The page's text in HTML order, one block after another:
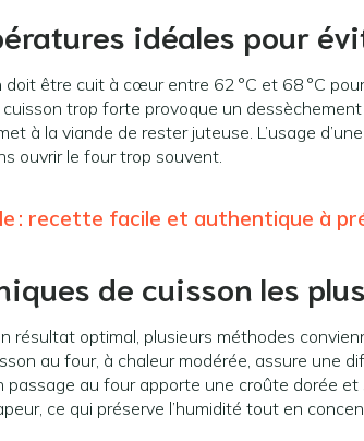
idéales pour
doit être cuit à cœur entre 62 °C et 68 °C
cuisson trop forte provoque un
à la viande de rester juteuse. L’usage
ouvrir le four trop souvent.
: recette facile et authentique à
de cuisson les
résultat optimal, plusieurs méthodes
au four, à chaleur modérée, assure une
passage au four apporte une croûte dorée
ce qui préserve l’humidité tout en